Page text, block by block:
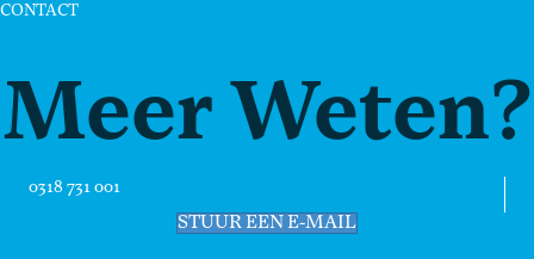
CONTACT
Meer Weten?
0318 731 001
STUUR EEN E-MAIL